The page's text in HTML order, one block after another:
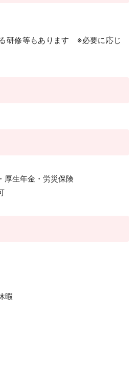
研修等もあります ※必要に応じ
厚生年金・労災保険
暇